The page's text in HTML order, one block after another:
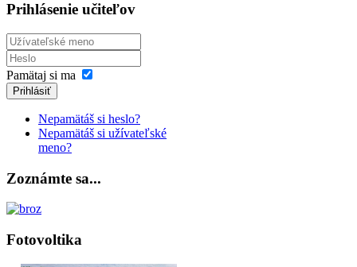
Prihlásenie učiteľov
Pamätaj si ma
Prihlásiť
Nepamätáš si heslo?
Nepamätáš si užívateľské
meno?
Zoznámte sa...
Fotovoltika